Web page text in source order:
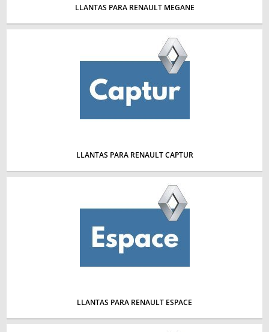
LLANTAS PARA RENAULT MEGANE
LLANTAS PARA RENAULT CAPTUR
LLANTAS PARA RENAULT ESPACE